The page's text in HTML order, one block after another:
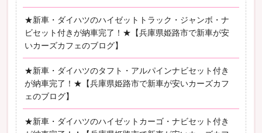
★新車・ダイハツのハイゼットトラック・ジャンボ・ナ
ビセット付きが納車完了！★【兵庫県姫路市で新車が安
いカーズカフェのブログ】
★新車・ダイハツのタフト・アルパインナビセット付き
が納車完了！★【兵庫県姫路市で新車が安いカーズカフ
ェのブログ】
★新車・ダイハツのハイゼットカーゴ・ナビセット付き